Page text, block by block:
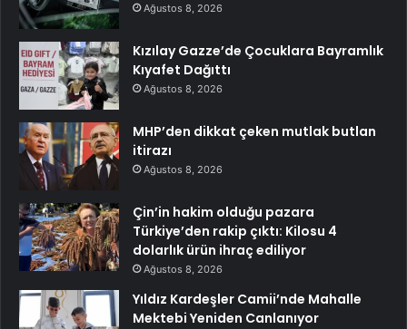
Ağustos 8, 2026
Kızılay Gazze’de Çocuklara Bayramlık
Kıyafet Dağıttı
Ağustos 8, 2026
MHP’den dikkat çeken mutlak butlan
itirazı
Ağustos 8, 2026
Çin’in hakim olduğu pazara
Türkiye’den rakip çıktı: Kilosu 4
dolarlık ürün ihraç ediliyor
Ağustos 8, 2026
Yıldız Kardeşler Camii’nde Mahalle
Mektebi Yeniden Canlanıyor